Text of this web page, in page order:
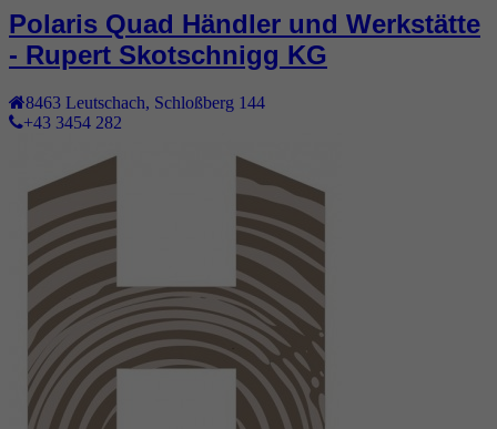
Polaris Quad Händler und Werkstätte
- Rupert Skotschnigg KG
8463 Leutschach, Schloßberg 144
+43 3454 282